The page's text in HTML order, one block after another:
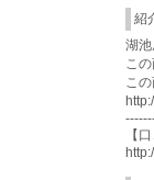
紹
湖
こ
こ
【